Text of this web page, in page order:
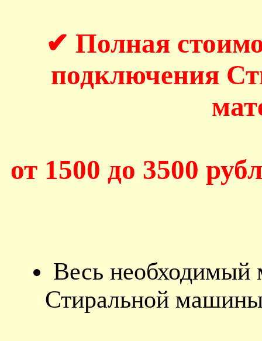
✔ Полная
подключения
от 1500 до 3500
Весь необходимый
Стиральной